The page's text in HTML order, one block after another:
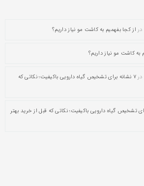
در از کجا بفهمیم به کاشت مو نیاز داریم؟
به کاشت مو نیاز داریم؟
در
۷ نشانه برای تشخیص گیاه دارویی باکیفیت؛ نکاتی که
تشخیص گیاه دارویی باکیفیت؛ نکاتی که قبل از خرید بهتر